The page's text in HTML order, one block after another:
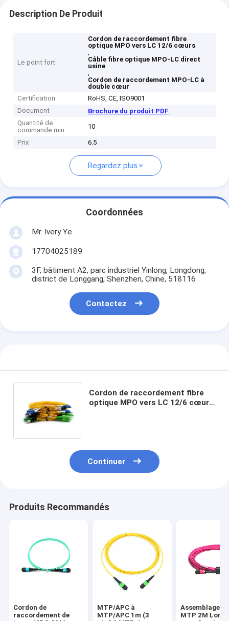
Description De Produit
Le point fort
Cordon de raccordement fibre
optique MPO vers LC 12/6 cœurs
,
Câble fibre optique MPO-LC direct
usine
,
Cordon de raccordement MPO-LC à
double cœur
Certification
RoHS, CE, ISO9001
Document
Brochure du produit PDF
Quantité de
commande min
10
Prix 6.5
Regardez plus
Coordonnées
Mr. Ivery Ye
17704025189
3F, bâtiment A2, parc industriel Yinlong, Longdong,
district de Longgang, Shenzhen, Chine, 518116
Contactez
Cordon de raccordement fibre
optique MPO vers LC 12/6 cœurs
Continuer
Produits Recommandés
Cordon de
raccordement de
MTP/APC à
MTP/APC 1m (3
Assemblage
MTP 2M